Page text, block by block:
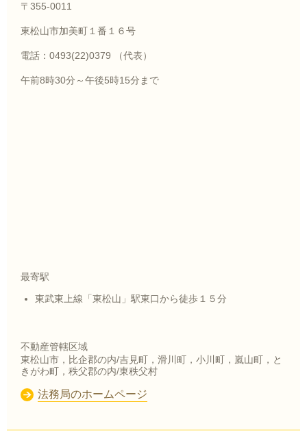
〒355-0011
東松山市加美町１番１６号
電話：0493(22)0379 （代表）
午前8時30分～午後5時15分まで
最寄駅
東武東上線「東松山」駅東口から徒歩１５分
不動産管轄区域
東松山市，比企郡の内/吉見町，滑川町，小川町，嵐山町，と
きがわ町，秩父郡の内/東秩父村
法務局のホームページ